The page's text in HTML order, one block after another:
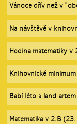
Vánoce dřív než v
Na návštěvě v
Hodina matematiky
Knihovnické
Babí léto s land
Matematika v 2.B